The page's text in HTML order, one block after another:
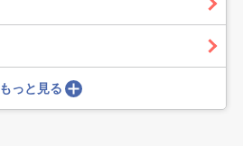
もっと見る